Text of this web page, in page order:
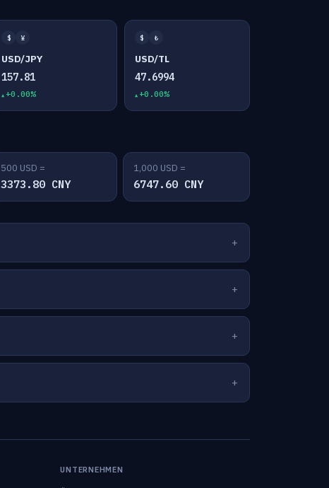
$ ¥
USD/JPY
157.81
+0.00%
$ ₺
USD/TL
47.6994
+0.00%
500 USD =
3373.80 CNY
1,000 USD =
6747.60 CNY
UNTERNEHMEN